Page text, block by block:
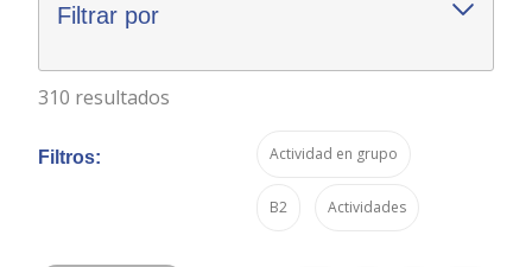
Filtrar por
310 resultados
Filtros: Actividad en grupo
B2 Actividades